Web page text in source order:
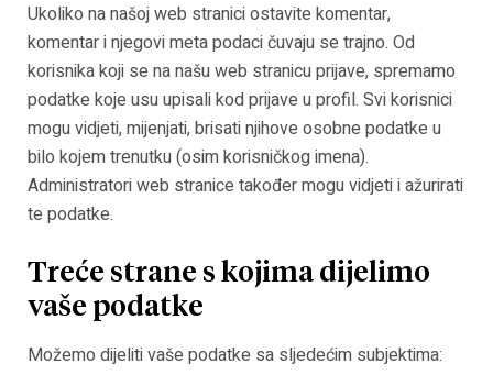
Ukoliko na našoj web stranici ostavite komentar,
komentar i njegovi meta podaci čuvaju se trajno. Od
korisnika koji se na našu web stranicu prijave, spremamo
podatke koje usu upisali kod prijave u profil. Svi korisnici
mogu vidjeti, mijenjati, brisati njihove osobne podatke u
bilo kojem trenutku (osim korisničkog imena).
Administratori web stranice također mogu vidjeti i ažurirati
te podatke.
Treće strane s kojima dijelimo
vaše podatke
Možemo dijeliti vaše podatke sa sljedećim subjektima: